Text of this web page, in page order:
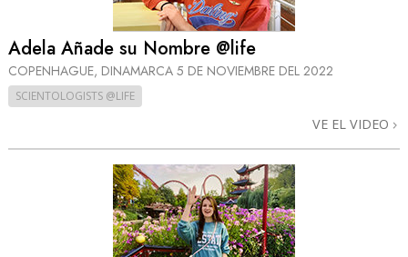
Adela Añade su Nombre @life
COPENHAGUE, DINAMARCA 5 DE NOVIEMBRE DEL 2022
SCIENTOLOGISTS @LIFE
VE EL VIDEO